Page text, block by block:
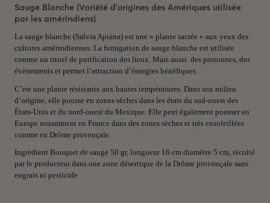
Sauge Blanche (Variété d’origines des Amériques utilisée
par les amérindiens)
La sauge blanche (Salvia Apiana) est une « plante sacrée » aux yeux des
cultures amérindiennes. La fumigation de sauge blanche est utilisée
comme un rituel de purification des lieux. Mais aussi des personnes, des
évènements et permet l’attraction d’énergies bénéfiques.
C’est une plante résistante aux hautes températures. Dans son milieu
d’origine, elle pousse en zones sèches dans les états du sud-ouest des
États-Unis et du nord-ouest du Mexique. Elle peut également pousser en
Europe notamment en France dans des zones sèches et très ensoleillées
comme en Drôme provençale.
Ingrédient Bouquet de sauge 50 gr, longueur 16 cm diamètre 5 cm, récolté
par le producteur dans une zone désertique de la Drôme provençale sans
engrais ni pesticide